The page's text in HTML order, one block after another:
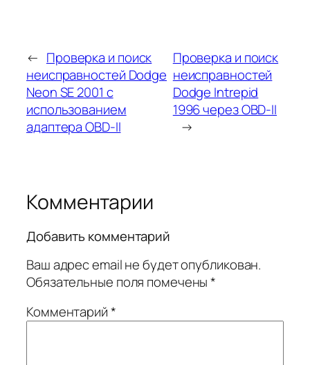
← Проверка и поиск
неисправностей Dodge
Neon SE 2001 с
использованием
адаптера OBD-II
Проверка и поиск
неисправностей
Dodge Intrepid
1996 через OBD-II
→
Комментарии
Добавить комментарий
Ваш адрес email не будет опубликован.
Обязательные поля помечены*
Комментарий*